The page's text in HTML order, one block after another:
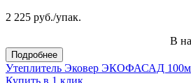
2 225 руб./упак.
В
Подробнее
Утеплитель Эковер ЭКОФАСАД
Купить в 1 клик